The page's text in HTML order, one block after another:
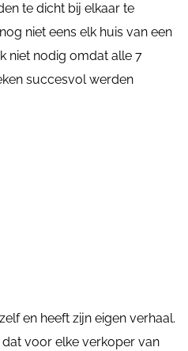
te dicht bij elkaar te
niet eens elk huis van een
niet nodig omdat alle 7
succesvol werden
en heeft zijn eigen verhaal.
voor elke verkoper van